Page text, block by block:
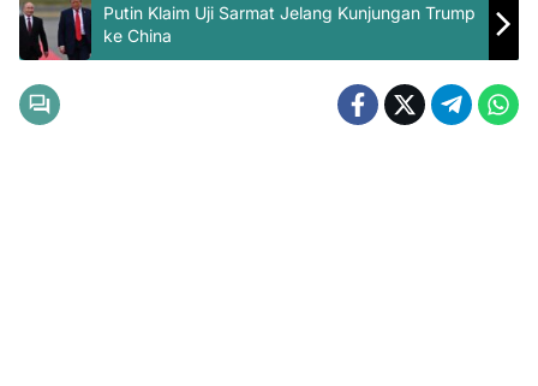
Putin Klaim Uji Sarmat Jelang Kunjungan Trump
ke China